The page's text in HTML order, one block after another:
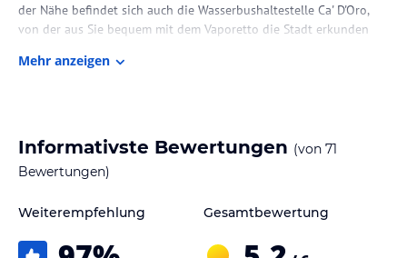
der Nähe befindet sich auch die Wasserbushaltestelle Ca' D'Oro,
von der aus Sie bequem mit dem Vaporetto die Stadt erkunden
ideale Ausgangsbasis, um die historische Stadt zu erkunden und
Das Hotel Ca' D'Oro verfügt über traditionell eingerichtete Zimmer,
die den Charme und die Atmosphäre Venedigs widerspiegeln. Die
Sat-TV und WLAN. Einige Zimmer bieten einen schönen Blick auf
Mehr anzeigen
Informativste Bewertungen (von 71
Bewertungen)
Weiterempfehlung Gesamtbewertung